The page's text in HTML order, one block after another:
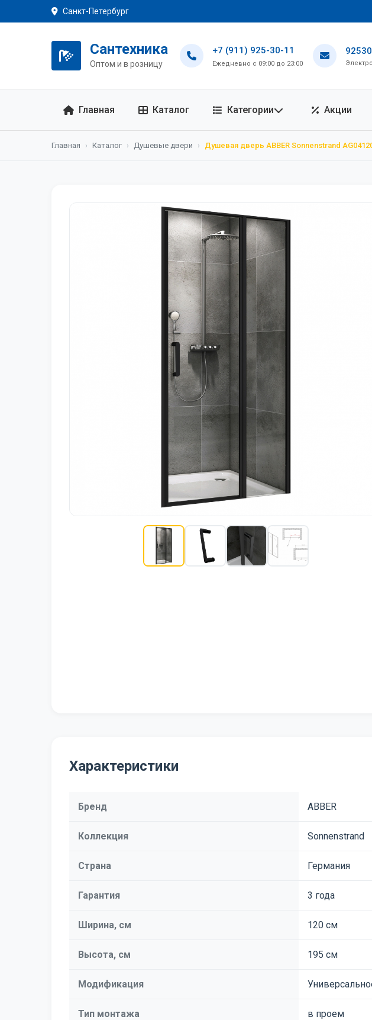
Санкт-Петербург
Сантехника
Оптом и в розницу
+7 (911) 925-30-11
Ежедневно с 09:00 до 23:00
Главная Каталог Категории Акции
Главная › Каталог › Душевые двери › Душевая дверь ABBER Sonnenstrand
Характеристики
Бренд ABBER
Коллекция Sonnenstrand
Страна Германия
Гарантия 3 года
Ширина, см 120 см
Высота, см 195 см
Модификация
Тип монтажа в проем